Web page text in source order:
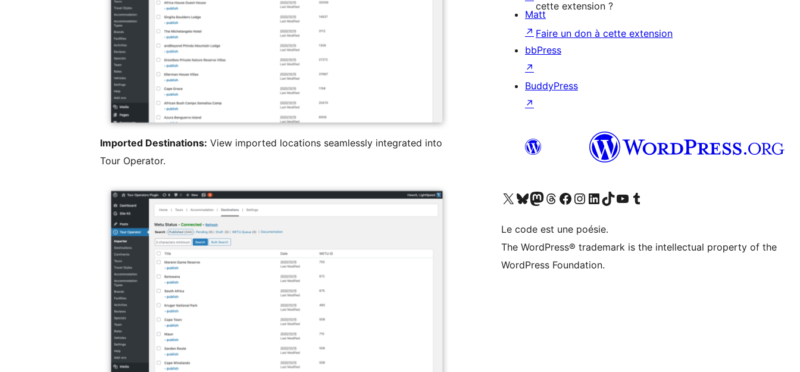
Imported Destinations: View imported locations seamlessly integrated into
Tour Operator.
cette extension ?
Faire un don à cette extension
Matt
↗
bbPress
↗
BuddyPress
↗
Visitez notre compte X (précédemment Twitter)
Visiter notre compte Bluesky
Visiter notre compte Mastodon
Visiter notre compte Threads
Consulter notre compte Facebook
Consulter notre compte Instagram
Consulter notre compte LinkedIn
Visiter notre compte TokTok
Visiter notre chaîne YouTube
Visiter notre compte Tumblr
Le code est une poésie.
The WordPress® trademark is the intellectual property of the
WordPress Foundation.